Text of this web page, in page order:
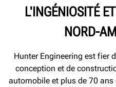
L'INGÉNIOSITÉ
NORD-
Hunter Engineering est fier
conception et de
automobile et plus de 70